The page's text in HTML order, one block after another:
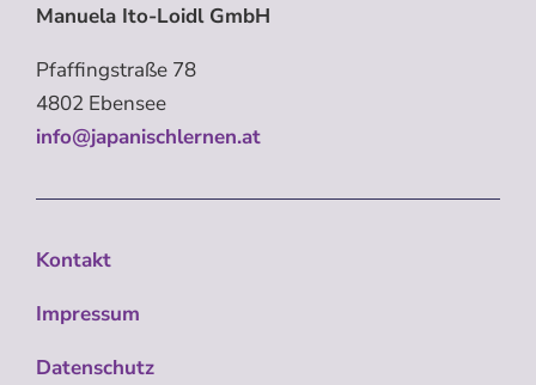
Manuela Ito-Loidl GmbH
Pfaffingstraße 78
4802 Ebensee
info@japanischlernen.at
Kontakt
Impressum
Datenschutz